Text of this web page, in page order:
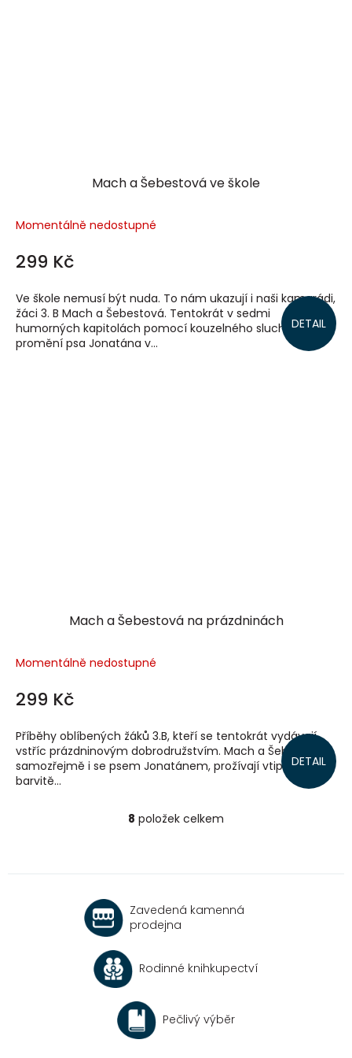
Mach a Šebestová ve škole
Momentálně nedostupné
299 Kč
DETAIL
Ve škole nemusí být nuda. To nám ukazují i naši kamarádi,
žáci 3. B Mach a Šebestová. Tentokrát v sedmi
humorných kapitolách pomocí kouzelného sluchátka
promění psa Jonatána v...
Mach a Šebestová na prázdninách
Momentálně nedostupné
299 Kč
DETAIL
Příběhy oblíbených žáků 3.B, kteří se tentokrát vydávají
vstříc prázdninovým dobrodružstvím. Mach a Šebestová,
samozřejmě i se psem Jonatánem, prožívají vtipné a
barvitě...
O
c
í
r
v
v
8 položek celkem
Zavedená kamenná
prodejna
Rodinné knihkupectví
Pečlivý výběr